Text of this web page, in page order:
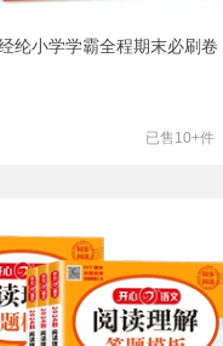
纶小学学霸全程期末必刷卷
已售10+件